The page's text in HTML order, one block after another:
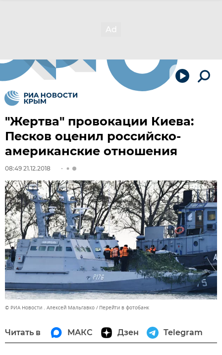
"Жертва" провокации Киева:
Песков оценил российско-
американские отношения
08:49 21.12.2018
© РИА Новости . Алексей Мальгавко Перейти в фотобанк
Читать в МАКС Дзен Telegram